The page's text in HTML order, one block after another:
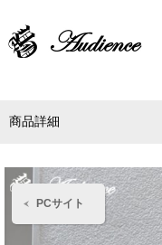
PCサイト
商品詳細